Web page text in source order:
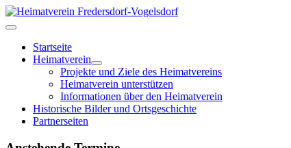
Startseite
Heimatverein
Projekte und Ziele des Heimatvereins
Heimatverein unterstützen
Informationen über den Heimatverein
Historische Bilder und Ortsgeschichte
Partnerseiten